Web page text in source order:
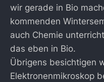
wir gerade in Bio
kommenden
auch Chemie
das eben in Bio.
Übrigens besichtigen
Elektronenmikroskop